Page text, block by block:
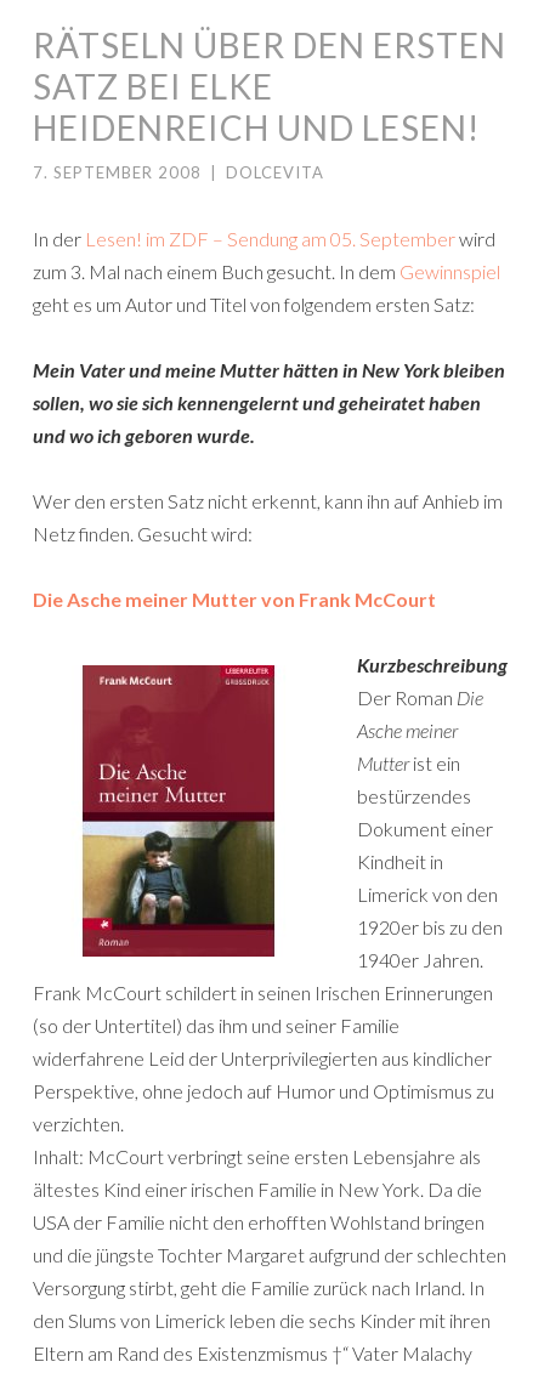
RÄTSELN ÜBER DEN ERSTEN
SATZ BEI ELKE
HEIDENREICH UND LESEN!
7. SEPTEMBER 2008 DOLCEVITA
In der Lesen! im ZDF – Sendung am 05. Septemberwird
zum 3. Mal nach einem Buch gesucht. In dem Gewinnspiel
geht es um Autor und Titel von folgendem ersten Satz:
Mein Vater und meine Mutter hätten in New York bleiben
sollen, wo sie sich kennengelernt und geheiratet haben
und wo ich geboren wurde.
Wer den ersten Satz nicht erkennt, kann ihn auf Anhieb im
Netz finden. Gesucht wird:
Die Asche meiner Mutter von Frank McCourt
Kurzbeschreibung
Der Roman Die
Asche meiner
Mutterist ein
bestürzendes
Dokument einer
Kindheit in
Limerick von den
1920er bis zu den
1940er Jahren.
Frank McCourt schildert in seinen Irischen Erinnerungen
(so der Untertitel) das ihm und seiner Familie
widerfahrene Leid der Unterprivilegierten aus kindlicher
Perspektive, ohne jedoch auf Humor und Optimismus zu
verzichten.
Inhalt: McCourt verbringt seine ersten Lebensjahre als
ältestes Kind einer irischen Familie in New York. Da die
USA der Familie nicht den erhofften Wohlstand bringen
und die jüngste Tochter Margaret aufgrund der schlechten
Versorgung stirbt, geht die Familie zurück nach Irland. In
den Slums von Limerick leben die sechs Kinder mit ihren
Eltern am Rand des Existenzmismus †“ Vater Malachy